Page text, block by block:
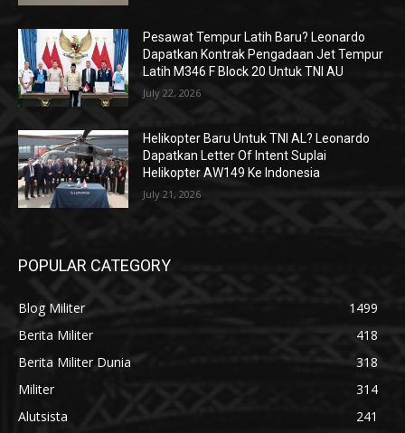
Pesawat Tempur Latih Baru? Leonardo
Dapatkan Kontrak Pengadaan Jet Tempur
Latih M346 F Block 20 Untuk TNI AU
July 22, 2026
Helikopter Baru Untuk TNI AL? Leonardo
Dapatkan Letter Of Intent Suplai
Helikopter AW149 Ke Indonesia
July 21, 2026
POPULAR CATEGORY
Blog Militer
1499
Berita Militer
418
Berita Militer Dunia
318
Militer
314
Alutsista
241